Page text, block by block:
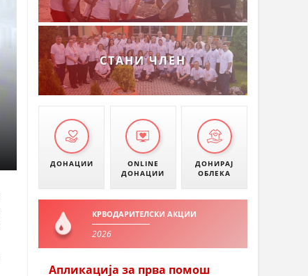
СТАНИ ЧЛЕН
ДОНАЦИИ
ONLINE
ДОНАЦИИ
ДОНИРАЈ
ОБЛЕКА
КРВОДАРИТЕЛСКИ АКЦИИ
2026
Апликација за прва помош